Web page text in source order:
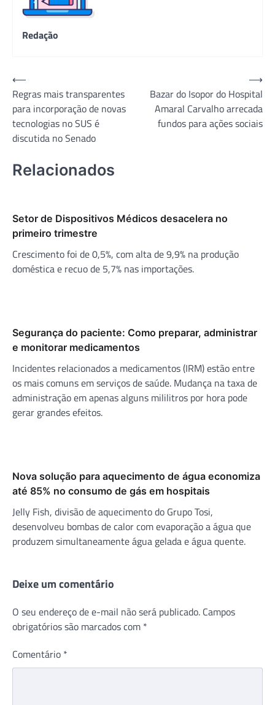
Redação
Navegação
de
Post
⟵
Regras mais transparentes
para incorporação de novas
tecnologias no SUS é
discutida no Senado
Bazar do Isopor do Hospital
Amaral Carvalho arrecada
fundos para ações sociais
⟶
Relacionados
Setor de Dispositivos Médicos desacelera no
primeiro trimestre
Crescimento foi de 0,5%, com alta de 9,9% na produção
doméstica e recuo de 5,7% nas importações.
Segurança do paciente: Como preparar, administrar
e monitorar medicamentos
Incidentes relacionados a medicamentos (IRM) estão entre
os mais comuns em serviços de saúde. Mudança na taxa de
administração em apenas alguns mililitros por hora pode
gerar grandes efeitos.
Nova solução para aquecimento de água economiza
até 85% no consumo de gás em hospitais
Jelly Fish, divisão de aquecimento do Grupo Tosi,
desenvolveu bombas de calor com evaporação a água que
produzem simultaneamente água gelada e água quente.
Deixe um comentário
O seu endereço de e-mail não será publicado. Campos
obrigatórios são marcados com *
Comentário *